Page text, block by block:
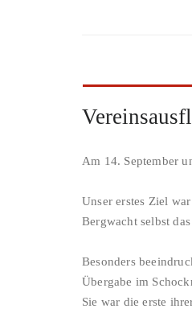
Am 14. September
Unser erstes Ziel
Bergwacht selbst
Besonders
Übergabe im
Sie war die erste